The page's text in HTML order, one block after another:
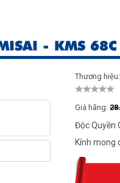
- KMS 68C
Thương hiệu:
Giá hãng:
Độc Quyền
Kính mong